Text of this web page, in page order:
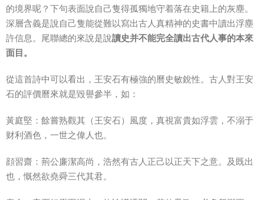
的境界呢？下句表面說自己隻得孤獨地守着落在史籍上的灰塵。
深層含義是說自己隻能從難以寫出古人真精神的史書中讀出浮塵
許信息。尾聯總的來說是說讀史并不能完全讀出古代人事的本來
面目。
從這首詩中可以看出，王安石有極強的曆史敏銳性。古人對王安
石的評價曆來就是毀譽參半，如：
黃庭堅：餘嘗熟觀其（王安石）風度，真視富貴如浮雲，不溺于
财利酒色，一世之偉人也。
顔習齋：荊公廉潔高尚，浩然有古人正己以正天下之意。及既出
也，慨然欲堯舜三代其君。